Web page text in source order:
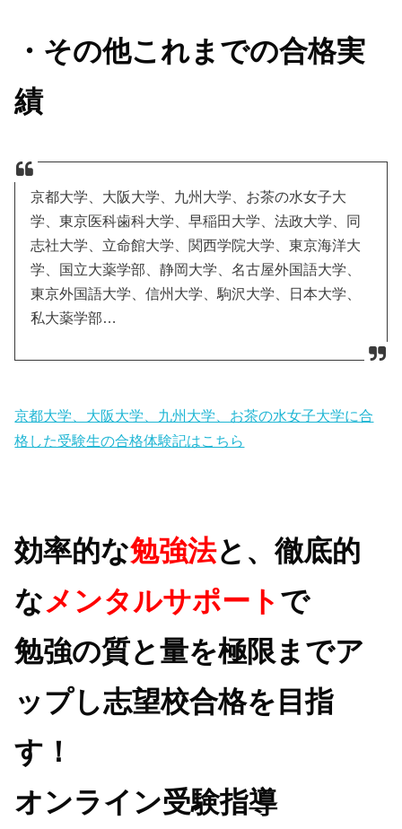
・その他これまでの合格実
績
京都大学、大阪大学、九州大学、お茶の水女子大
学、東京医科歯科大学、早稲田大学、法政大学、同
志社大学、立命館大学、関西学院大学、東京海洋大
学、国立大薬学部、静岡大学、名古屋外国語大学、
東京外国語大学、信州大学、駒沢大学、日本大学、
私大薬学部…
京都大学、大阪大学、九州大学、お茶の水女子大学に合
格した受験生の合格体験記はこちら
効率的な勉強法と、徹底的
なメンタルサポート で
勉強の質と量を極限までア
ップし志望校合格を目指
す！
オンライン受験指導